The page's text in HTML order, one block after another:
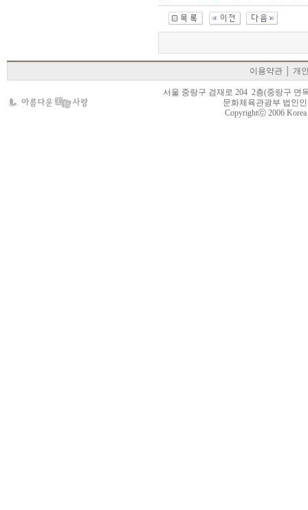
이용약관 │개
서울 중랑구 겸재로 204 2층(중랑구 면
문화체육관광부 법인
Copyrightⓒ 2006 Korea